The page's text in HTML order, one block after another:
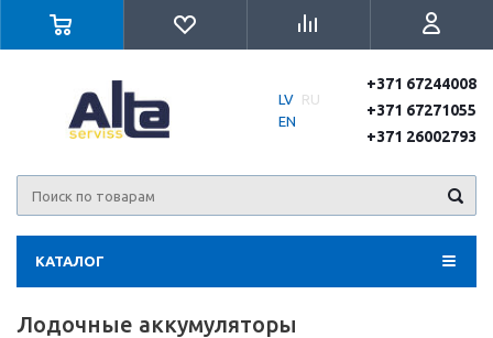
LV RU
EN
+371 67244008
+371 67271055
+371 26002793
КАТАЛОГ
Лодочные аккумуляторы